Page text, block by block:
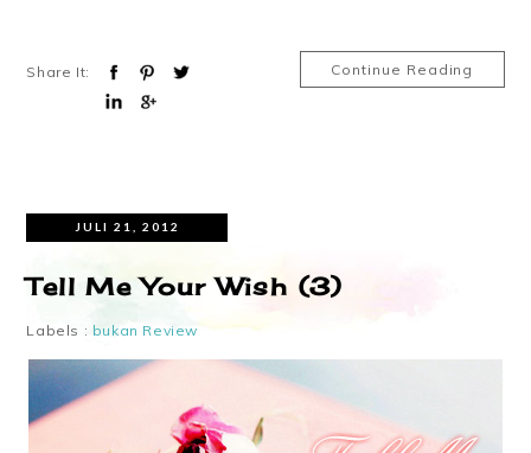
Share It: Continue Reading
JULI 21, 2012
Tell Me Your Wish (3)
Labels : bukan Review